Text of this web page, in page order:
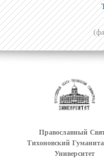
Православный
Тихоновский
Университет